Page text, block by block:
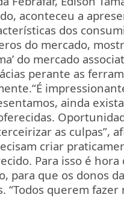
aconteceu a
dos
do mercado,
do mercado
perante as
“É
ainda
as culpas”,
criar
Para isso é
para que os donos
“Todos querem